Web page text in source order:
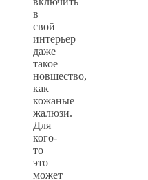
в
свой
интерьер
даже
такое
новшество,
как
кожаные
жалюзи.
Для
кого-
то
это
может